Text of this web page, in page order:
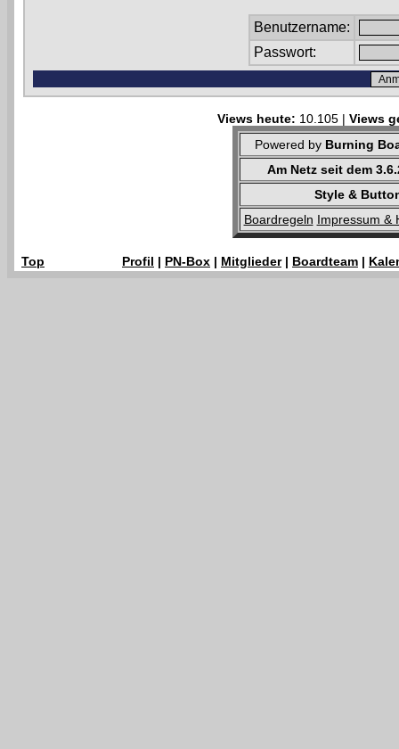
Benutzername:
Passwort:
Views heute: 10.105 | Views
Powered by Burning
Am Netz seit dem
Style &
Boardregeln Impressum &
Top Profil | PN-Box | Mitglieder| Boardteam |